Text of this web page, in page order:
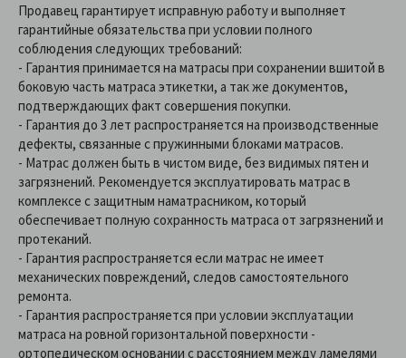
Продавец гарантирует исправную работу и выполняет
гарантийные обязательства при условии полного
соблюдения следующих требований:
- Гарантия принимается на матрасы при сохранении вшитой в
боковую часть матраса этикетки, а так же документов,
подтверждающих факт совершения покупки.
- Гарантия до 3 лет распространяется на производственные
дефекты, связанные с пружинными блоками матрасов.
- Матрас должен быть в чистом виде, без видимых пятен и
загрязнений. Рекомендуется эксплуатировать матрас в
комплексе с защитным наматрасником, который
обеспечивает полную сохранность матраса от загрязнений и
протеканий.
- Гарантия распространяется если матрас не имеет
механических повреждений, следов самостоятельного
ремонта.
- Гарантия распространяется при условии эксплуатации
матраса на ровной горизонтальной поверхности -
ортопедическом основании с расстоянием между ламелями